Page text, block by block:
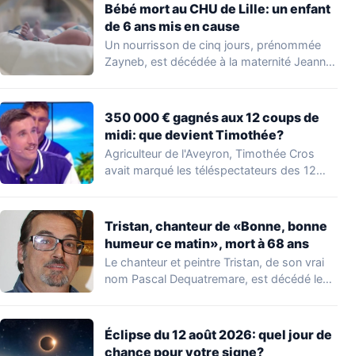
Bébé mort au CHU de Lille: un enfant
de 6 ans mis en cause
Un nourrisson de cinq jours, prénommée
Zayneb, est décédée à la maternité Jeanne
350 000 € gagnés aux 12 coups de
midi: que devient Timothée?
Agriculteur de l'Aveyron, Timothée Cros
avait marqué les téléspectateurs des 12
Tristan, chanteur de «Bonne, bonne
humeur ce matin», mort à 68 ans
Le chanteur et peintre Tristan, de son vrai
nom Pascal Dequatremare, est décédé le…
Éclipse du 12 août 2026: quel jour de
chance pour votre signe?